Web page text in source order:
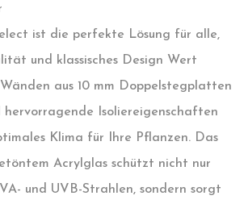
ist die perfekte Lösung für alle,
und klassisches Design Wert
aus 10 mm Doppelstegplatten
Isoliereigenschaften
Klima für Ihre Pflanzen. Das
Acrylglas schützt nicht nur
und UVB-Strahlen, sondern sorgt